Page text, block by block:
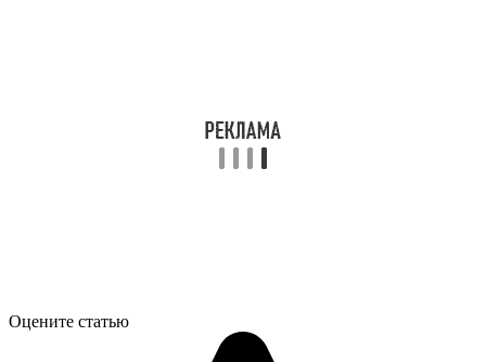
Оцените статью